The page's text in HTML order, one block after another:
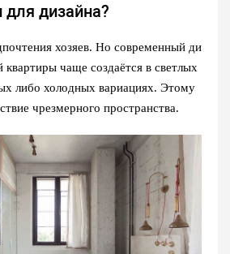
дизайна?
хозяев. Но современный ди
квартиры чаще создаётся в светлых
либо холодных вариациях. Этому
чрезмерного пространства.